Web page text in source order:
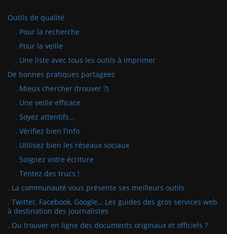
Outils de qualité
. Pour la recherche
. Pour la veille
. Une liste avec tous les outils à imprimer
De bonnes pratiques partagées
. Mieux chercher (trouver ?)
. Une veille efficace
. Soyez attentifs…
. Vérifiez bien l’info
. Utilisez bien les réseaux sociaux
. Soignez votre écriture
. Tentez des trucs !
. La communauté vous présente ses meilleurs outils
. Twitter, Facebook, Google… Les guides des gros services web
à destination des journalistes
. Ou trouver en ligne des documents originaux et officiels ?